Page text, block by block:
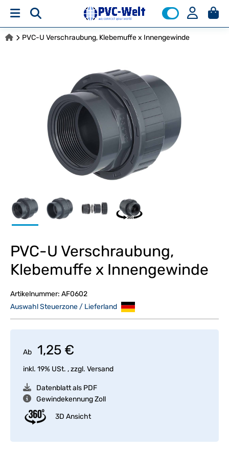
PVC-U Verschraubung, Klebemuffe x Innengewinde
PVC-U Verschraubung,
Klebemuffe x Innengewinde
Artikelnummer: AF0602
Auswahl Steuerzone / Lieferland
Ab 1,25 €
inkl. 19% USt. , zzgl. Versand
Datenblatt als PDF
Gewindekennung Zoll
3D Ansicht